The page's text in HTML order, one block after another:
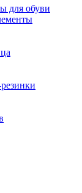
для обуви